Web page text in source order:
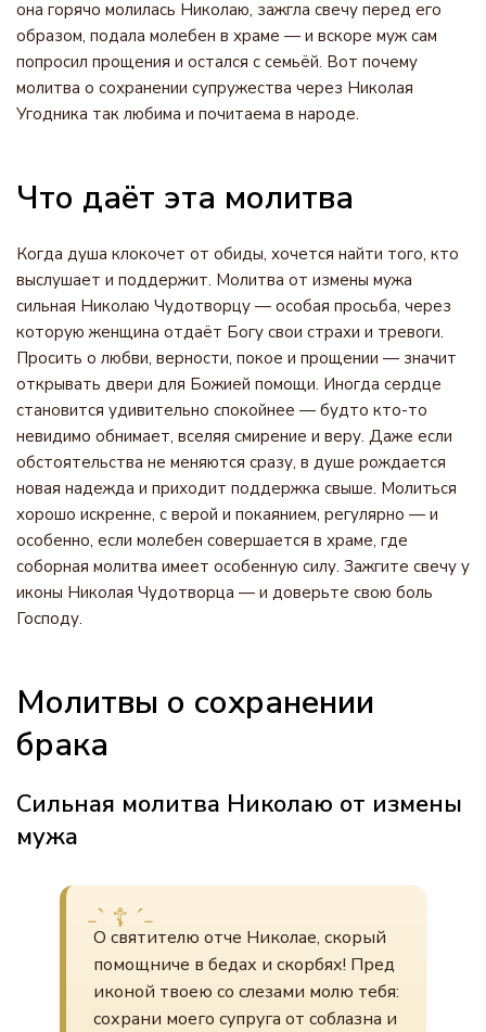
она горячо молилась Николаю, зажгла свечу перед его
образом, подала молебен в храме — и вскоре муж сам
попросил прощения и остался с семьёй. Вот почему
молитва о сохранении супружества через Николая
Угодника так любима и почитаема в народе.
Что даёт эта молитва
Когда душа клокочет от обиды, хочется найти того, кто
выслушает и поддержит. Молитва от измены мужа
сильная Николаю Чудотворцу — особая просьба, через
которую женщина отдаёт Богу свои страхи и тревоги.
Просить о любви, верности, покое и прощении — значит
открывать двери для Божией помощи. Иногда сердце
становится удивительно спокойнее — будто кто-то
невидимо обнимает, вселяя смирение и веру. Даже если
обстоятельства не меняются сразу, в душе рождается
новая надежда и приходит поддержка свыше. Молиться
хорошо искренне, с верой и покаянием, регулярно — и
особенно, если молебен совершается в храме, где
соборная молитва имеет особенную силу. Зажгите свечу у
иконы Николая Чудотворца — и доверьте свою боль
Господу.
Молитвы о сохранении
брака
Сильная молитва Николаю от измены
мужа
О святителю отче Николае, скорый
помощниче в бедах и скорбях! Пред
иконой твоею со слезами молю тебя:
сохрани моего супруга от соблазна и